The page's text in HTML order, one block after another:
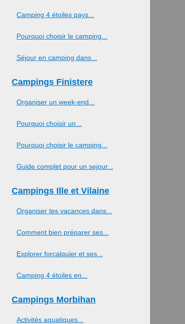
Camping 4 étoiles pays...
Pourquoi choisir le camping...
Séjour en camping dans...
Campings Finistere
Organiser un week-end...
Pourquoi choisir un...
Pourquoi choisir le camping...
Guide complet pour un sejour...
Campings Ille et Vilaine
Organiser tes vacances dans...
Comment bien préparer ses...
Explorer forcalquier et ses...
Camping 4 étoiles en...
Campings Morbihan
Activités aquatiques...